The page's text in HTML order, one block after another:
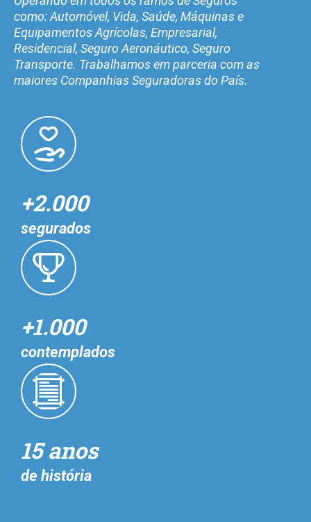
como: Automóvel, Vida, Saúde, Máquinas e
Equipamentos Agrícolas, Empresarial,
Residencial, Seguro Aeronáutico, Seguro
Transporte. Trabalhamos em parceria com as
maiores Companhias Seguradoras do País.
+2.000
segurados
+1.000
contemplados
15 anos
de história